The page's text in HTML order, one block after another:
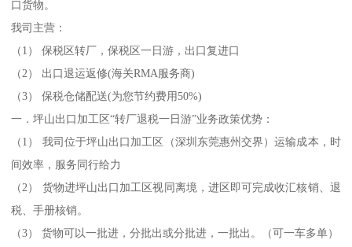
口货物。
我司主营：
（1） 保税区转厂，保税区一日游，出口复进口
（2） 出口退运返修(海关RMA服务商)
（3） 保税仓储配送(为您节约费用50%)
一．坪山出口加工区“转厂退税一日游”业务政策优势：
（1） 我司位于坪山出口加工区（深圳东莞惠州交界）运输成本，时
间效率，服务同行给力
（2） 货物进坪山出口加工区视同离境，进区即可完成收汇核销、退
税、手册核销。
（3） 货物可以一批进，分批出或分批进，一批出。（可一车多单）